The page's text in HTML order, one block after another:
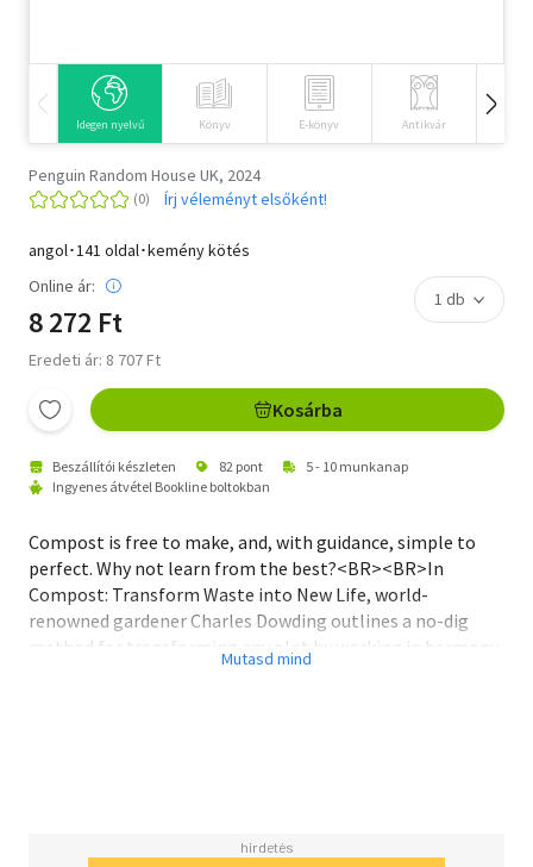
Idegen nyelvű Könyv E-könyv Antikvár
Penguin Random House UK, 2024
Írj véleményt elsőként!
angol･141 oldal･kemény kötés
Online ár:
8 272 Ft
Eredeti ár: 8 707 Ft
Kosárba
Beszállítói készleten 82 pont
5 - 10 munkanap
Ingyenes átvétel Bookline boltokban
Compost is free to make, and, with guidance, simple to
perfect. Why not learn from the best?<BR><BR>In
Compost: Transform Waste into New Life, world-
renowned gardener Charles Dowding outlines a no-dig
method for transforming any plot by working in harmony
with nature.<BR><BR>In trials, Charles has found there is
and how to get the balance right- Effective composting